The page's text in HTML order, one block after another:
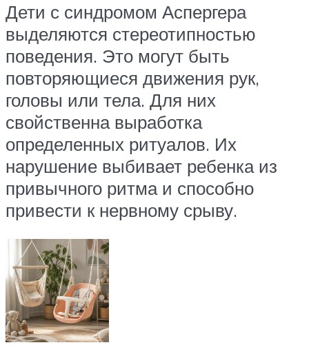
Дети с синдромом Аспергера
выделяются стереотипностью
поведения. Это могут быть
повторяющиеся движения рук,
головы или тела. Для них
свойственна выработка
определенных ритуалов. Их
нарушение выбивает ребенка из
привычного ритма и способно
привести к нервному срыву.